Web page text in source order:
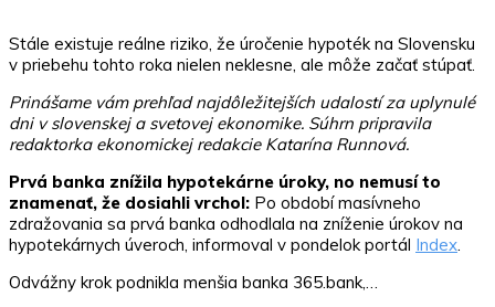
Stále existuje reálne riziko, že úročenie hypoték na Slovensku
v priebehu tohto roka nielen neklesne, ale môže začať stúpať.
Prinášame vám prehľad najdôležitejších udalostí za uplynulé
dni v slovenskej a svetovej ekonomike. Súhrn pripravila
redaktorka ekonomickej redakcie Katarína Runnová.
Prvá banka znížila hypotekárne úroky, no nemusí to
znamenať, že dosiahli vrchol: Po období masívneho
zdražovania sa prvá banka odhodlala na zníženie úrokov na
hypotekárnych úveroch, informoval v pondelok portál Index
Odvážny krok podnikla menšia banka 365.bank,…